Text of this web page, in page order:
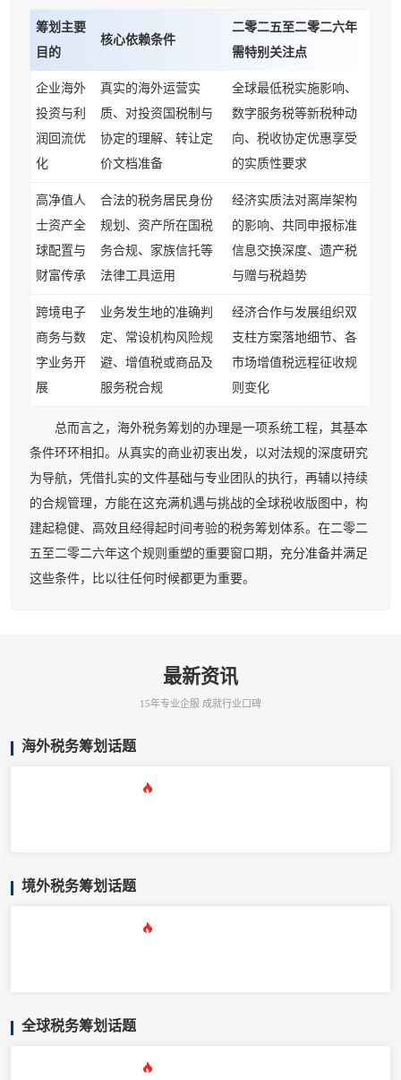
筹划主要
目的
核心依赖条件
二零二五至二零二六年
需特别关注点
企业海外
投资与利
润回流优
化
真实的海外运营实
质、对投资国税制与
协定的理解、转让定
价文档准备
全球最低税实施影响、
数字服务税等新税种动
向、税收协定优惠享受
的实质性要求
高净值人
士资产全
球配置与
财富传承
合法的税务居民身份
规划、资产所在国税
务合规、家族信托等
法律工具运用
经济实质法对离岸架构
的影响、共同申报标准
信息交换深度、遗产税
与赠与税趋势
跨境电子
商务与数
字业务开
展
业务发生地的准确判
定、常设机构风险规
避、增值税或商品及
服务税合规
经济合作与发展组织双
支柱方案落地细节、各
市场增值税远程征收规
则变化
总而言之，海外税务筹划的办理是一项系统工程，其基本
条件环环相扣。从真实的商业初衷出发，以对法规的深度研究
为导航，凭借扎实的文件基础与专业团队的执行，再辅以持续
的合规管理，方能在这充满机遇与挑战的全球税收版图中，构
建起稳健、高效且经得起时间考验的税务筹划体系。在二零二
五至二零二六年这个规则重塑的重要窗口期，充分准备并满足
这些条件，比以往任何时候都更为重要。
最新资讯
15年专业企服 成就行业口碑
海外税务筹划话题
境外税务筹划话题
全球税务筹划话题